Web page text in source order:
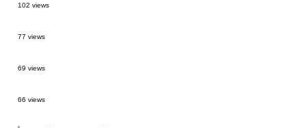
102 views
77 views
69 views
66 views